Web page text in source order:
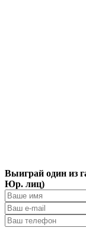
Выиграй один из
Юр. лиц)